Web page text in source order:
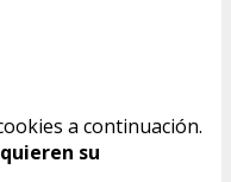
a continuación.
su